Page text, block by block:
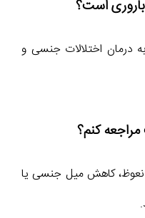
است؟
به درمان اختلالات جنسی و
کنم؟
نعوظ، کاهش میل جنسی یا